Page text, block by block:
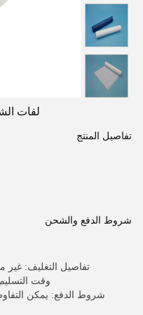
لفات
تفاصيل المنتج
شروط الدفع والشحن
تفاصيل التغليف: غير معقمة ، 1 لفة / حزمة ،
وقت التسليم: 20-30 يوما بعد استلام الدفعة